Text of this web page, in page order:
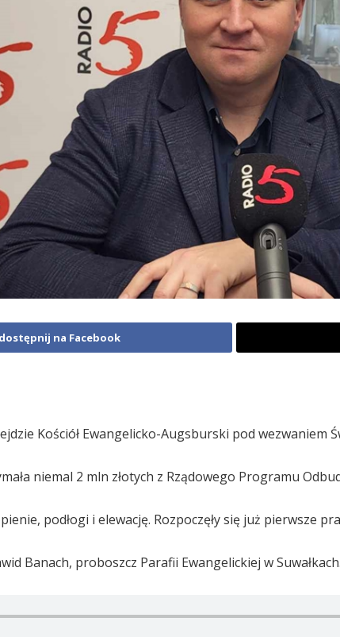
na Facebook
Kościół Ewangelicko-Augsburski pod wezwaniem
niemal 2 mln złotych z Rządowego Programu
podłogi i elewację. Rozpoczęły się już pierwsze
Banach, proboszcz Parafii Ewangelickiej w Suwałkach.